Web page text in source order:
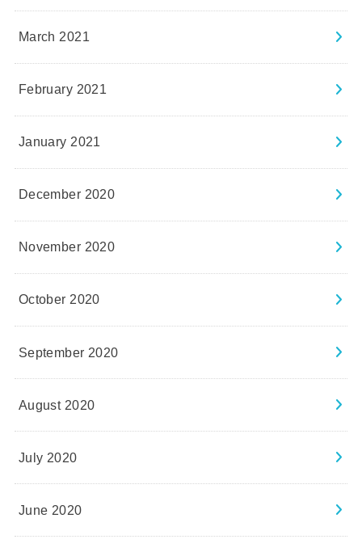
March 2021
February 2021
January 2021
December 2020
November 2020
October 2020
September 2020
August 2020
July 2020
June 2020